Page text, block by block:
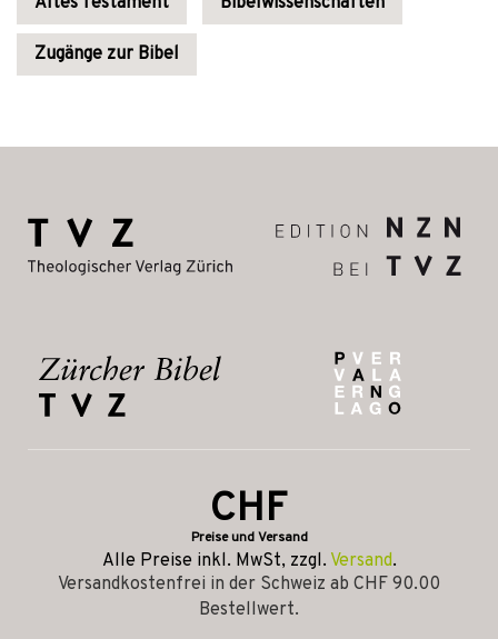
Zugänge zur Bibel
CHF
Preise und Versand
Alle Preise inkl. MwSt, zzgl. Versand.
Versandkostenfrei in der Schweiz ab CHF 90.00
Bestellwert.